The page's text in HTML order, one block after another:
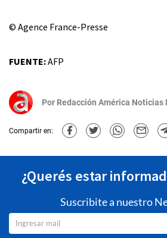
© Agence France-Presse
FUENTE:AFP
Por Redacción América Noticias
Compartir en:
¿Querés estar
Suscribite a nuestro